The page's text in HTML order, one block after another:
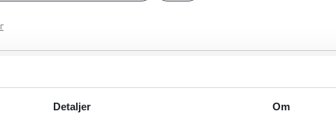
Detaljer Om
tilbake i jobb etter sykemelding: En systematisk oversikt